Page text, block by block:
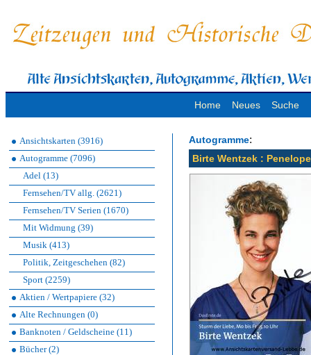
Home Neues Suche
Ansichtskarten (3916)
Autogramme (7096)
Adel (13)
Fernsehen/TV allg. (2621)
Fernsehen/TV Serien (1670)
Mit Widmung (39)
Musik (413)
Politik, Zeitgeschehen (82)
Sport (2259)
Aktien / Wertpapiere (32)
Alte Rechnungen (0)
Banknoten / Geldscheine (11)
Bücher (2)
Autogramme:
Birte Wentzek :